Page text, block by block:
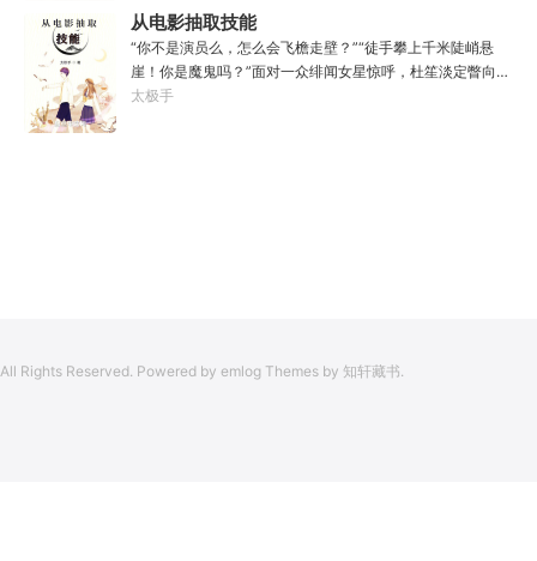
凡尘中打滚，蹉跎一生。好在临终之时终于觉醒异宝，能够
化真为假，将真实的人生转为黄粱一梦，重回刚穿越之时！
于是，李凡开始了他的漫漫长生路！第二世，李凡历时五十
载终权倾天下，但却遍寻世间而不见仙踪。只在人生的末尾
得见仙人痕迹。第三世，李凡殚精竭虑、百般谋划，却终抵
从电影抽取技能
“你不是演员么，怎么会飞檐走壁？”“徒手攀上千米陡峭悬
崖！你是魔鬼吗？”面对一众绯闻女星惊呼，杜笙淡定瞥向从
影片中获得的绝技：【龙象般若功（紫）：十龙十象之力，
太极手
All Rights Reserved. Powered by emlog Themes by 知轩藏书.